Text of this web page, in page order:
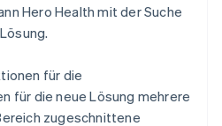
Hero Health mit der Suche
für die
für die neue Lösung mehrere
zugeschnittene